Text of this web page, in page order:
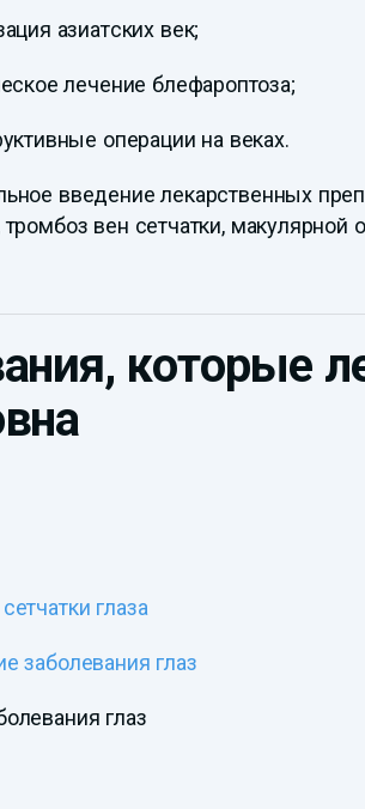
азиатских век;
лечение блефароптоза;
операции на веках.
введение лекарственных
вен сетчатки, макулярной
которые
глаза
заболевания глаз
глаз